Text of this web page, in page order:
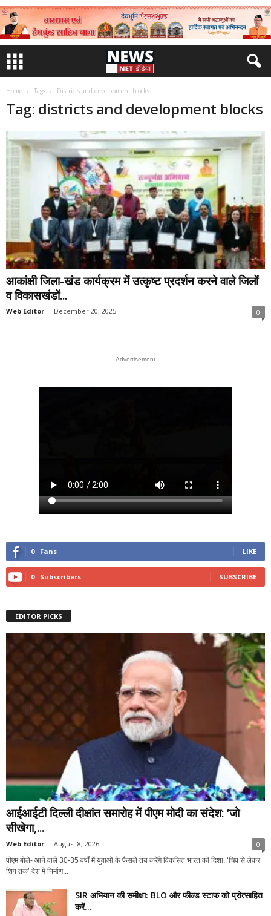
Home Tags Districts and development blocks
Tag: districts and development blocks
आकांक्षी जिला-खंड कार्यक्रम में उत्कृष्ट प्रदर्शन करने वाले जिलों
व विकासखंडों...
Web Editor - December 20, 2025 0
- Advertisement -
0 Fans LIKE
0 Subscribers SUBSCRIBE
EDITOR PICKS
आईआईटी दिल्ली दीक्षांत समारोह में पीएम मोदी का संदेश: ‘जो
सीखेगा,...
Web Editor - August 8, 2026 0
पीएम बोले- आने वाले 30-35 वर्षों में युवाओं के फैसले तय करेंगे विकसित भारत की दिशा, ‘चिप से लेकर
शिप तक’ देश में निर्माण...
SIR अभियान की समीक्षा: BLO और फील्ड स्टाफ को प्रोत्साहित
करें...